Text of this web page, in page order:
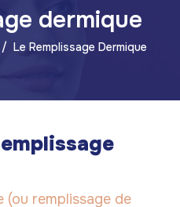
dermique
Le Remplissage Dermique
(ou remplissage de